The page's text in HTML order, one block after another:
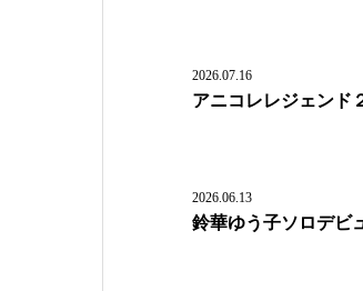
2026.07.16
アニコレレジェンド
2026.06.13
鈴華ゆう子ソロデビ